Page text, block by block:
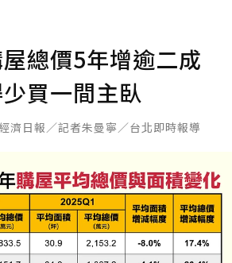
總價5年增逾二成
買一間主臥
經濟日報／記者朱曼寧／台北即時報導